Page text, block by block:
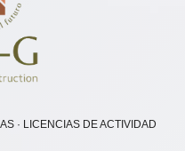
· LICENCIAS DE ACTIVIDAD